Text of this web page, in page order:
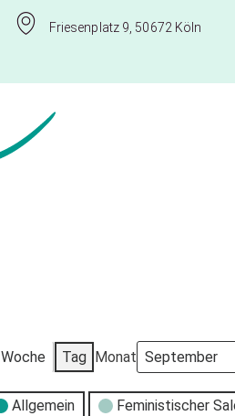
Friesenplatz 9, 50672 Köln
Woche Tag Monat
Allgemein Feministischer